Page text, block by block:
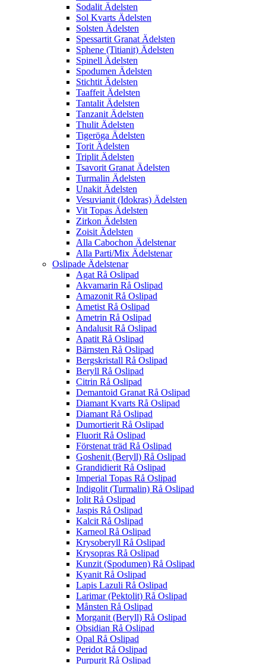
Sodalit Ädelsten
Sol Kvarts Ädelsten
Solsten Ädelsten
Spessartit Granat Ädelsten
Sphene (Titianit) Ädelsten
Spinell Ädelsten
Spodumen Ädelsten
Stichtit Ädelsten
Taaffeit Ädelsten
Tantalit Ädelsten
Tanzanit Ädelsten
Thulit Ädelsten
Tigeröga Ädelsten
Torit Ädelsten
Triplit Ädelsten
Tsavorit Granat Ädelsten
Turmalin Ädelsten
Unakit Ädelsten
Vesuvianit (Idokras) Ädelsten
Vit Topas Ädelsten
Zirkon Ädelsten
Zoisit Ädelsten
Alla Cabochon Ädelstenar
Alla Parti/Mix Ädelstenar
Oslipade Ädelstenar
Agat Rå Oslipad
Akvamarin Rå Oslipad
Amazonit Rå Oslipad
Ametist Rå Oslipad
Ametrin Rå Oslipad
Andalusit Rå Oslipad
Apatit Rå Oslipad
Bärnsten Rå Oslipad
Bergskristall Rå Oslipad
Beryll Rå Oslipad
Citrin Rå Oslipad
Demantoid Granat Rå Oslipad
Diamant Kvarts Rå Oslipad
Diamant Rå Oslipad
Dumortierit Rå Oslipad
Fluorit Rå Oslipad
Förstenat träd Rå Oslipad
Goshenit (Beryll) Rå Oslipad
Grandidierit Rå Oslipad
Imperial Topas Rå Oslipad
Indigolit (Turmalin) Rå Oslipad
Iolit Rå Oslipad
Jaspis Rå Oslipad
Kalcit Rå Oslipad
Karneol Rå Oslipad
Krysoberyll Rå Oslipad
Krysopras Rå Oslipad
Kunzit (Spodumen) Rå Oslipad
Kyanit Rå Oslipad
Lapis Lazuli Rå Oslipad
Larimar (Pektolit) Rå Oslipad
Månsten Rå Oslipad
Morganit (Beryll) Rå Oslipad
Obsidian Rå Oslipad
Opal Rå Oslipad
Peridot Rå Oslipad
Purpurit Rå Oslipad